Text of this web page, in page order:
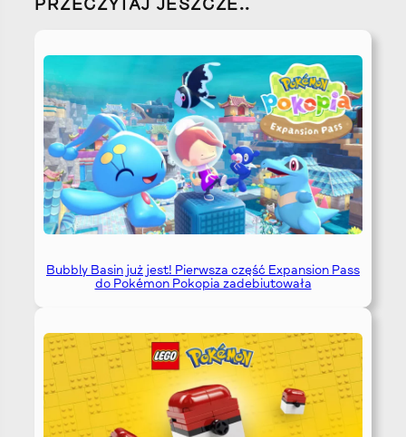
PRZECZYTAJ JESZCZE..
Bubbly Basin już jest! Pierwsza część Expansion Pass
do Pokémon Pokopia zadebiutowała